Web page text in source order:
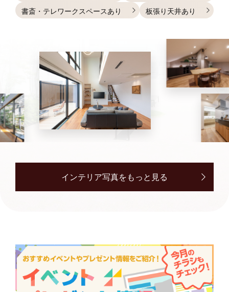
書斎・テレワークスペースあり
板張り天井あり
インテリア写真をもっと見る